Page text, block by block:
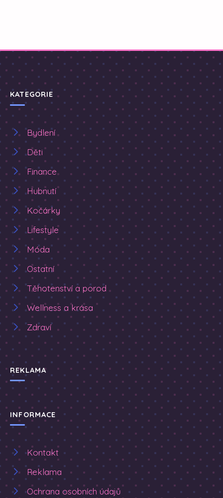
KATEGORIE
Bydlení
Děti
Finance
Hubnutí
Kočárky
Lifestyle
Móda
Ostatní
Těhotenství a porod
Wellness a krása
Zdraví
REKLAMA
INFORMACE
Kontakt
Reklama
Ochrana osobních údajů